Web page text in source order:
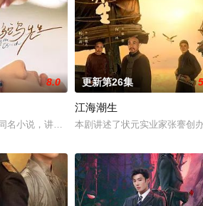
他说：“江逾白，我喜欢你，哲学和生物学意
8.0
名小说，讲述了邻家女孩庞倩（苏晓彤 饰）与
更新第26集
江海潮生
本剧讲述了状元实业家张謇创